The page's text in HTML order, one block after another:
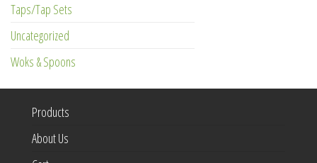
Taps/Tap Sets
Uncategorized
Woks & Spoons
Products
About Us